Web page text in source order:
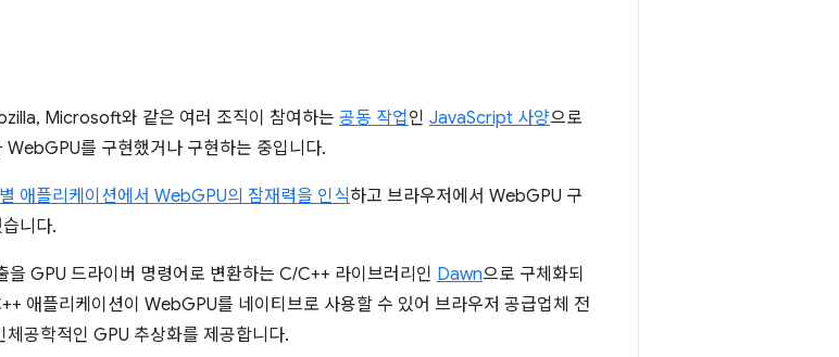
Microsoft와 같은 여러 조직이 참여하는 공동 작업인 JavaScript 사양으로
를 구현했거나 구현하는 중입니다.
애플리케이션에서 WebGPU의 잠재력을 인식하고 브라우저에서 WebGPU 구
니다.
GPU 드라이버 명령어로 변환하는 C/C++ 라이브러리인 Dawn으로 구체화되
애플리케이션이 WebGPU를 네이티브로 사용할 수 있어 브라우저 공급업체 전
공학적인 GPU 추상화를 제공합니다.